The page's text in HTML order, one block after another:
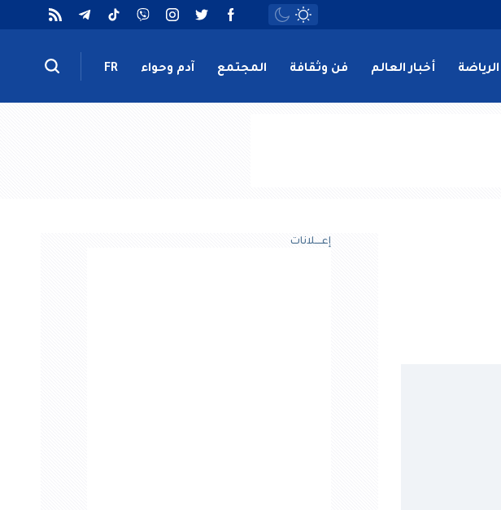
الرياضة أخبار العالم فن وثقافة المجتمع آدم وحواء FR
إعــــلانات